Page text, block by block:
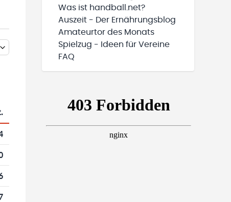
Was ist handball.net?
Auszeit - Der Ernährungsblog
Amateurtor des Monats
Spielzug - Ideen für Vereine
FAQ